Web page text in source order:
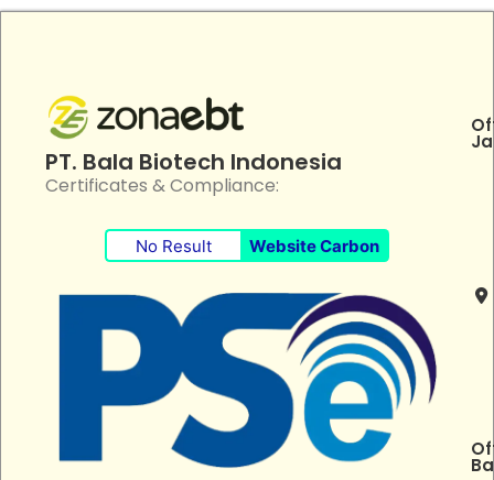
PT. Bala Biotech Indonesia
Certificates & Compliance:
No Result Website Carbon